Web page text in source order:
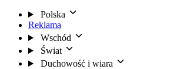
Polska
Reklama
Wschód
Świat
Duchowość i wiara